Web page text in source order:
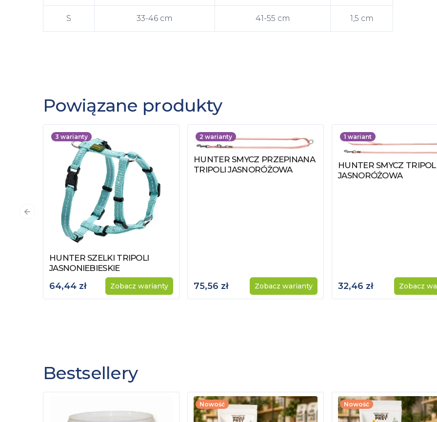
S 33-46 cm 41-55 cm 1,5 cm
Powiązane produkty
3 warianty
Zobacz produkt
HUNTER SZELKI TRIPOLI
JASNONIEBIESKIE
64,44 zł Zobacz warianty
2 warianty
Zobacz produkt
HUNTER SMYCZ PRZEPINANA
TRIPOLI JASNORÓŻOWA
75,56 zł Zobacz warianty
1 wariant
Zobacz produkt
HUNTER SMYCZ
JASNORÓŻOWA
32,46 zł Zobacz
Poprzedni slajd
Bestsellery
Nowość Nowość